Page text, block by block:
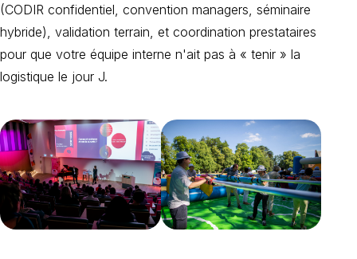
(CODIR confidentiel, convention managers, séminaire
hybride), validation terrain, et coordination prestataires
pour que votre équipe interne n'ait pas à « tenir » la
logistique le jour J.